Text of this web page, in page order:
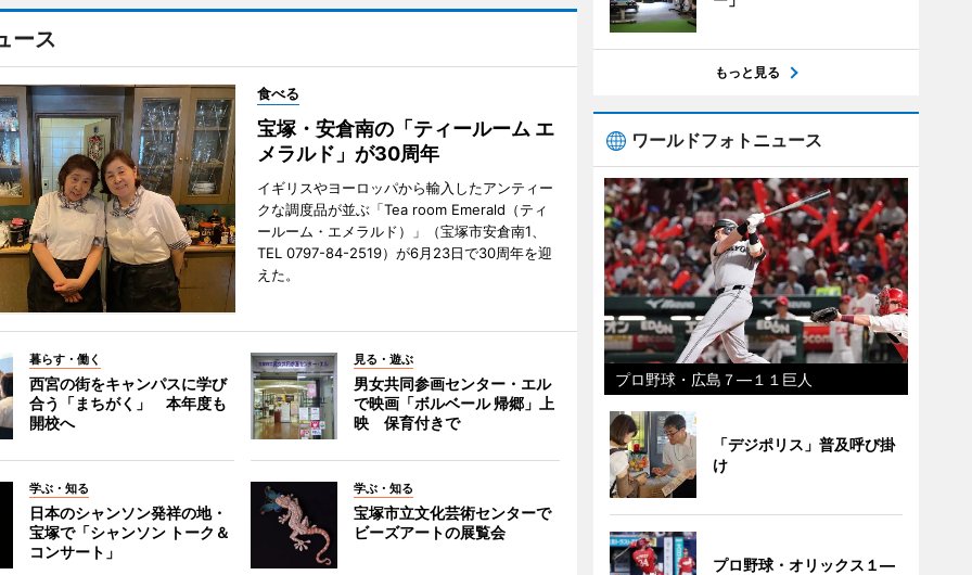
ース
食べる
宝塚・安倉南の「ティールーム エ
メラルド」が30周年
イギリスやヨーロッパから輸入したアンティー
クな調度品が並ぶ「Tea room Emerald（ティ
ールーム・エメラルド）」（宝塚市安倉南1、
TEL 0797-84-2519）が6月23日で30周年を迎
えた。
暮らす・働く
西宮の街をキャンパスに学び
合う「まちがく」 本年度も
開校へ
見る・遊ぶ
男女共同参画センター・エル
で映画「ボルベール 帰郷」上
映 保育付きで
学ぶ・知る
日本のシャンソン発祥の地・
宝塚で「シャンソン トーク＆
コンサート」
学ぶ・知る
宝塚市立文化芸術センターで
ビーズアートの展覧会
もっと見る
ワールドフォトニュース
プロ野球・広島７―１１巨人
「デジポリス」普及呼び掛
け
プロ野球・オリックス１―